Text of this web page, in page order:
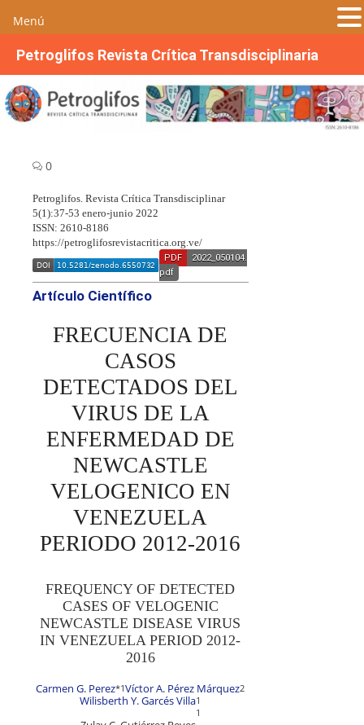
Petroglifos Revista Crítica Transdisciplinaria
0
Petroglifos. Revista Crítica Transdisciplinar
5(1):37-53 enero-junio 2022
ISSN: 2610-8186
https://petroglifosrevistacritica.org.ve/
PDF
2022_050104.
pdf
Artículo Científico
FRECUENCIA DE
CASOS
DETECTADOS DEL
VIRUS DE LA
ENFERMEDAD DE
NEWCASTLE
VELOGENICO EN
VENEZUELA
PERIODO 2012-2016
FREQUENCY OF DETECTED
CASES OF VELOGENIC
NEWCASTLE DISEASE VIRUS
IN VENEZUELA PERIOD 2012-
2016
Carmen G. Perez*1Víctor A. Pérez Márquez2
Wilisberth Y. Garcés Villa1
1
Menú